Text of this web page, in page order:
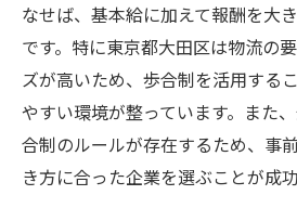
なせば、基本給に加えて報酬を大
です。特に東京都大田区は物流の
ズが高いため、歩合制を活用する
やすい環境が整っています。また
合制のルールが存在するため、事
き方に合った企業を選ぶことが成